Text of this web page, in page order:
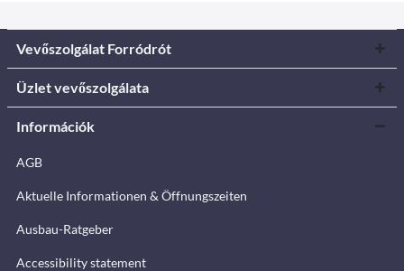
Vevőszolgálat Forródrót
Üzlet vevőszolgálata
Információk
AGB
Aktuelle Informationen & Öffnungszeiten
Ausbau-Ratgeber
Accessibility statement